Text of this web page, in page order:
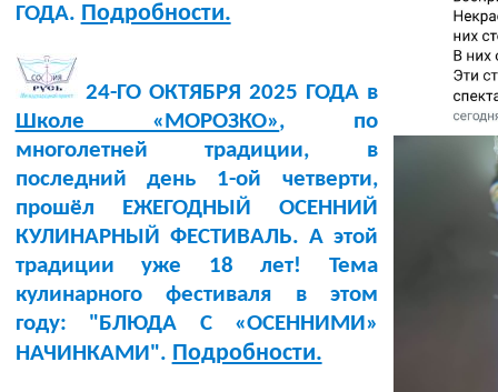
ГОДА. Подробности.
24-ГО ОКТЯБРЯ 2025 ГОДА в
Школе «МОРОЗКО», по
многолетней традиции, в
последний день 1-ой четверти,
прошёл ЕЖЕГОДНЫЙ ОСЕННИЙ
КУЛИНАРНЫЙ ФЕСТИВАЛЬ. А этой
традиции уже 18 лет! Тема
кулинарного фестиваля в этом
году: "БЛЮДА С «ОСЕННИМИ»
НАЧИНКАМИ". Подробности.